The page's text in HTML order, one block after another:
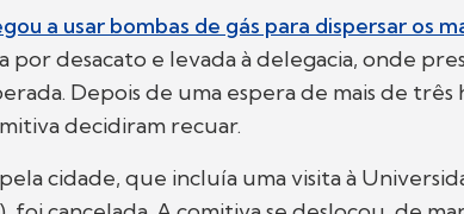
a usar bombas de gás para dispersar os
por desacato e levada à delegacia, onde
Depois de uma espera de mais de três
decidiram recuar.
cidade, que incluía uma visita à